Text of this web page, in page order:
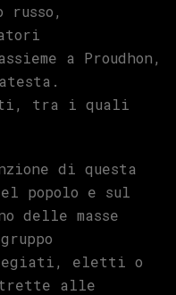
a Proudhon,
tra i quali
di questa
popolo e sul
delle masse
eletti o
alle